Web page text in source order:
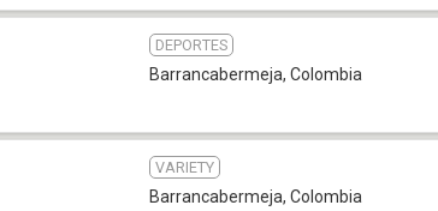
DEPORTES
Barrancabermeja, Colombia
VARIETY
Barrancabermeja, Colombia